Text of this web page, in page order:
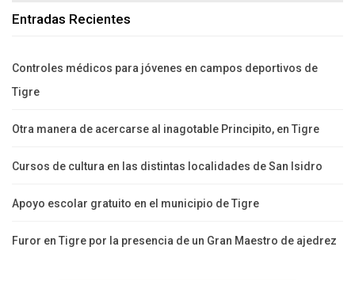
Entradas Recientes
Controles médicos para jóvenes en campos deportivos de
Tigre
Otra manera de acercarse al inagotable Principito, en Tigre
Cursos de cultura en las distintas localidades de San Isidro
Apoyo escolar gratuito en el municipio de Tigre
Furor en Tigre por la presencia de un Gran Maestro de ajedrez